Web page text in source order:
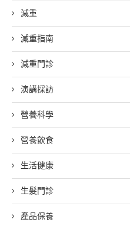
減重
減重指南
減重門診
演講採訪
營養科學
營養飲食
生活健康
生髮門診
產品保養